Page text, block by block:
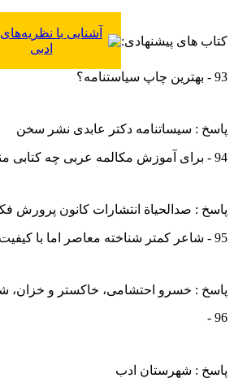
کتاب های پیشنهادی:
آشنایی با
ادبی
93 - بهترین چاپ سیاستنامه؟
پاسخ : سیساتنامه دکتر عابدی نشر سخن
94 - برای آموزش مکالمه عربی چه کتابی مناسب است؟
پاسخ : صدالحیاة انتشارات کانون پرورش
95 - شاعر کمتر شناخته معاصر اما با کیفیت؟
پاسخ : خسرو احتشامی، خاکستر و خزان،
96 -
پاسخ : شهرستان ادب